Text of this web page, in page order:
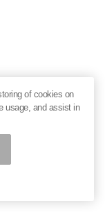
of cookies on
usage, and assist in